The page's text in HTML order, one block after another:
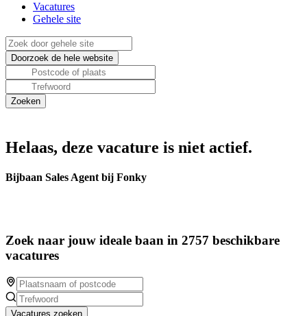
Vacatures
Gehele site
Helaas, deze vacature is niet actief.
Bijbaan Sales Agent bij Fonky
Zoek naar jouw ideale baan in 2757 beschikbare
vacatures
Vacatures zoeken